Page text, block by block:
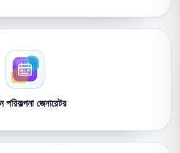
পরিকল্পনা জেনারেটর